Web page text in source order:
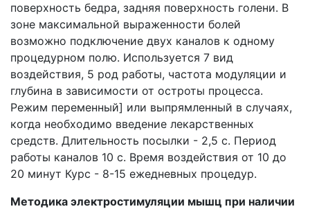
поверхность бедра, задняя поверхность голени. В
зоне максимальной выраженности болей
возможно подключение двух каналов к одному
процедурном полю. Используется 7 вид
воздействия, 5 род работы, частота модуляции и
глубина в зависимости от остроты процесса.
Режим переменный] или выпрямленный в случаях,
когда необходимо введение лекарственных
средств. Длительность посылки - 2,5 с. Период
работы каналов 10 с. Время воздействия от 10 до
20 минут Курс - 8-15 ежедневных процедур.
Методика электростимуляции мышц при наличии